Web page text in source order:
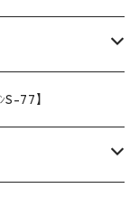
料で染めた素材
する
染料用）
の再汚染防止剤
77】